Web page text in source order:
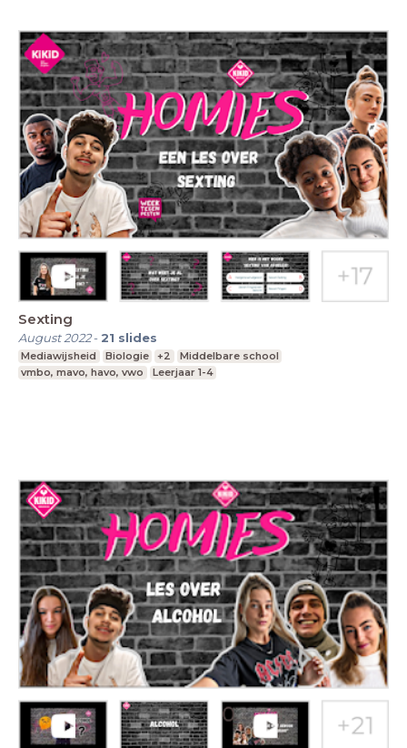
Sexting
August 2022- 21 slides
Mediawijsheid Biologie +2
Middelbare school
vmbo, mavo, havo, vwo
Leerjaar 1-4